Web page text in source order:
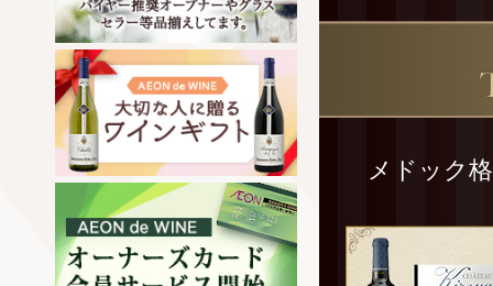
メドック